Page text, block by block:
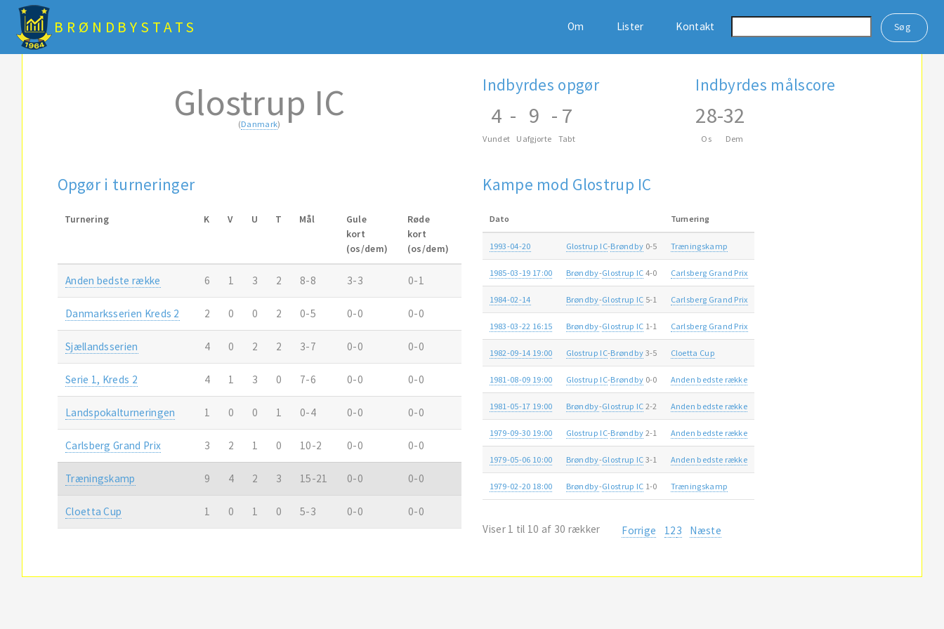
BRØNDBYSTATS Om Lister Kontakt
Glostrup IC
(Danmark)
Indbyrdes opgør
4
Vundet
- 9
Uafgjorte
- 7
Tabt
Indbyrdes målscore
28
Os
-32
Dem
Opgør i turneringer
Turnering K V U T Mål
Gule
kort
(os/dem)
Røde
kort
(os/dem)
Anden bedste række 6 1 3 2 8-8 3-3 0-1
Danmarksserien Kreds 2 2 0 0 2 0-5 0-0 0-0
Sjællandsserien 4 0 2 2 3-7 0-0 0-0
Serie 1, Kreds 2 4 1 3 0 7-6 0-0 0-0
Landspokalturneringen 1 0 0 1 0-4 0-0 0-0
Carlsberg Grand Prix 3 2 1 0 10-2 0-0 0-0
Træningskamp 9 4 2 3 15-21 0-0 0-0
Cloetta Cup 1 0 1 0 5-3 0-0 0-0
Kampe mod Glostrup IC
Dato Turnering
1993-04-20 Glostrup IC-Brøndby 0-5 Træningskamp
1985-03-19 17:00 Brøndby-Glostrup IC 4-0 Carlsberg Grand Prix
1984-02-14 Brøndby-Glostrup IC 5-1 Carlsberg Grand Prix
1983-03-22 16:15 Brøndby-Glostrup IC 1-1 Carlsberg Grand Prix
1982-09-14 19:00 Glostrup IC-Brøndby 3-5 Cloetta Cup
1981-08-09 19:00 Glostrup IC-Brøndby 0-0 Anden bedste række
1981-05-17 19:00 Brøndby-Glostrup IC 2-2 Anden bedste række
1979-09-30 19:00 Glostrup IC-Brøndby 2-1 Anden bedste række
1979-05-06 10:00 Brøndby-Glostrup IC 3-1 Anden bedste række
1979-02-20 18:00 Brøndby-Glostrup IC 1-0 Træningskamp
Viser 1 til 10 af 30 rækker Forrige 1 23 Næste